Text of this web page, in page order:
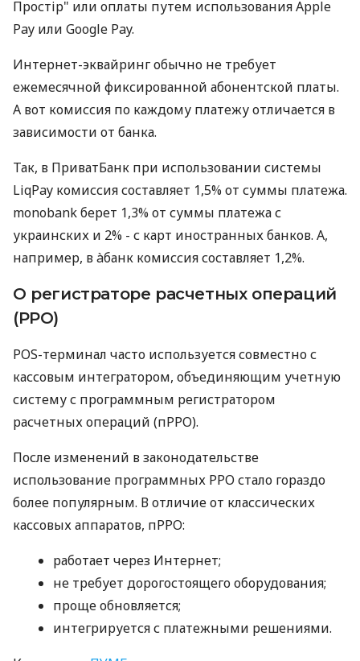
Простір" или оплаты путем использования Apple
Pay или Google Pay.
Интернет-эквайринг обычно не требует
ежемесячной фиксированной абонентской платы.
А вот комиссия по каждому платежу отличается в
зависимости от банка.
Так, в ПриватБанк при использовании системы
LiqPay комиссия составляет 1,5% от суммы платежа.
monobank берет 1,3% от суммы платежа с
украинских и 2% - с карт иностранных банков. А,
например, в àбанк комиссия составляет 1,2%.
О регистраторе расчетных операций
(РРО)
POS-терминал часто используется совместно с
кассовым интегратором, объединяющим учетную
систему с программным регистратором
расчетных операций (пРРО).
После изменений в законодательстве
использование программных РРО стало гораздо
более популярным. В отличие от классических
кассовых аппаратов, пРРО:
работает через Интернет;
не требует дорогостоящего оборудования;
проще обновляется;
интегрируется с платежными решениями.